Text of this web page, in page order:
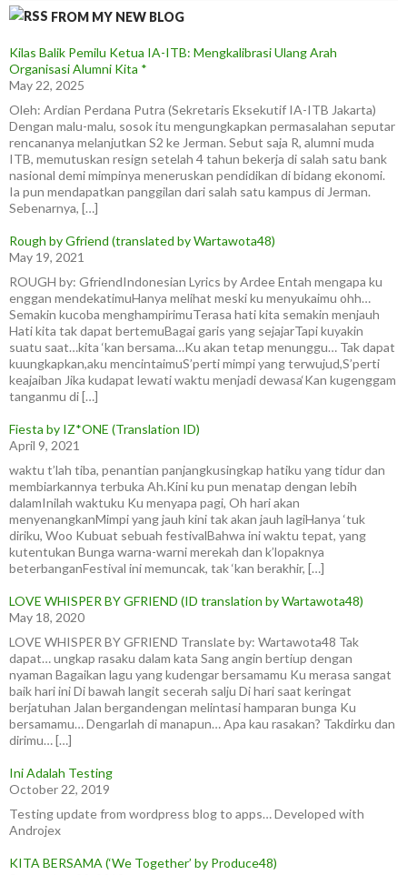
FROM MY NEW BLOG
Kilas Balik Pemilu Ketua IA-ITB: Mengkalibrasi Ulang Arah
Organisasi Alumni Kita *
May 22, 2025
Oleh: Ardian Perdana Putra (Sekretaris Eksekutif IA-ITB Jakarta)
Dengan malu-malu, sosok itu mengungkapkan permasalahan seputar
rencananya melanjutkan S2 ke Jerman. Sebut saja R, alumni muda
ITB, memutuskan resign setelah 4 tahun bekerja di salah satu bank
nasional demi mimpinya meneruskan pendidikan di bidang ekonomi.
Ia pun mendapatkan panggilan dari salah satu kampus di Jerman.
Sebenarnya, […]
Rough by Gfriend (translated by Wartawota48)
May 19, 2021
ROUGH by: GfriendIndonesian Lyrics by Ardee Entah mengapa ku
enggan mendekatimuHanya melihat meski ku menyukaimu ohh…
Semakin kucoba menghampirimuTerasa hati kita semakin menjauh
Hati kita tak dapat bertemuBagai garis yang sejajarTapi kuyakin
suatu saat…kita ‘kan bersama…Ku akan tetap menunggu… Tak dapat
kuungkapkan,aku mencintaimuS’perti mimpi yang terwujud,S’perti
keajaiban Jika kudapat lewati waktu menjadi dewasa‘Kan kugenggam
tanganmu di […]
Fiesta by IZ*ONE (Translation ID)
April 9, 2021
waktu t’lah tiba, penantian panjangkusingkap hatiku yang tidur dan
membiarkannya terbuka Ah.Kini ku pun menatap dengan lebih
dalamInilah waktuku Ku menyapa pagi, Oh hari akan
menyenangkanMimpi yang jauh kini tak akan jauh lagiHanya ‘tuk
diriku, Woo Kubuat sebuah festivalBahwa ini waktu tepat, yang
kutentukan Bunga warna-warni merekah dan k’lopaknya
beterbanganFestival ini memuncak, tak ‘kan berakhir, […]
LOVE WHISPER BY GFRIEND (ID translation by Wartawota48)
May 18, 2020
LOVE WHISPER BY GFRIEND Translate by: Wartawota48 Tak
dapat… ungkap rasaku dalam kata Sang angin bertiup dengan
nyaman Bagaikan lagu yang kudengar bersamamu Ku merasa sangat
baik hari ini Di bawah langit secerah salju Di hari saat keringat
berjatuhan Jalan bergandengan melintasi hamparan bunga Ku
bersamamu… Dengarlah di manapun… Apa kau rasakan? Takdirku dan
dirimu… […]
Ini Adalah Testing
October 22, 2019
Testing update from wordpress blog to apps… Developed with
Androjex
KITA BERSAMA (‘We Together’ by Produce48)